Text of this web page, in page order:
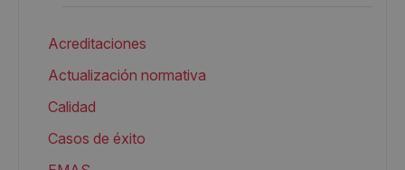
Acreditaciones
Actualización normativa
Calidad
Casos de éxito